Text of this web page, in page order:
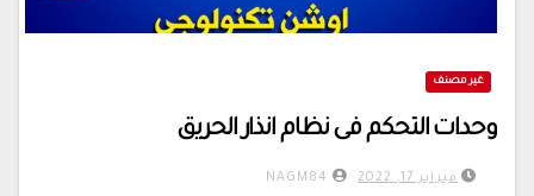
غير مصنف
وحدات التحكم فى نظام انذار الحريق
فبراير 17, 2022